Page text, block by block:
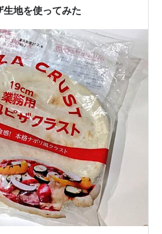
て焼きあげたら、食卓まで30秒
地を使ってみた